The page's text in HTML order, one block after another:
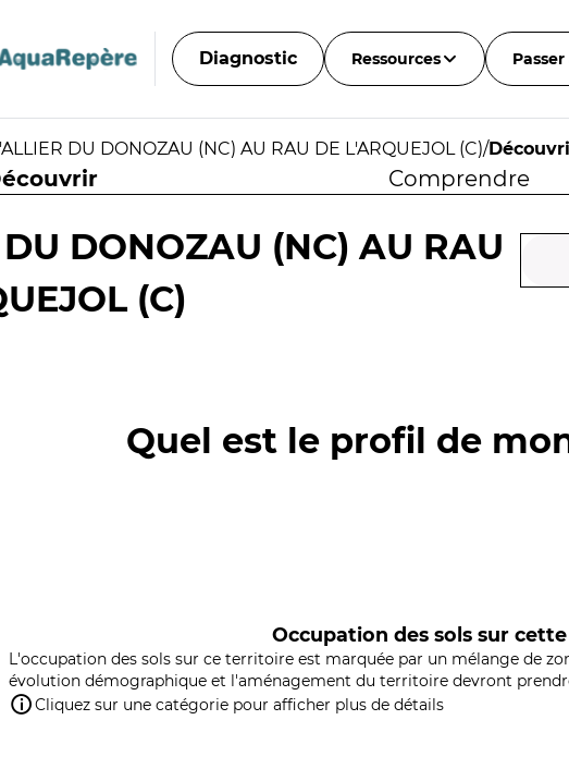
Diagnostic Ressources
DU DONOZAU (NC) AU RAU DE L'ARQUEJOL (C)/
Comprendre
DONOZAU (NC) AU RAU
(C)
Quel est le profil de
Occupation des sols sur
L'occupation des sols sur ce territoire est marquée par un mélange de
évolution démographique et l'aménagement du territoire devront
Cliquez sur une catégorie pour afficher plus de détails